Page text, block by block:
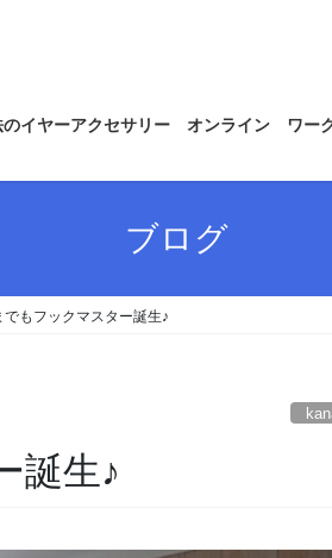
のイヤーアクセサリー オンライン ワ
ブログ
でもフックマスター誕生♪
誕生♪